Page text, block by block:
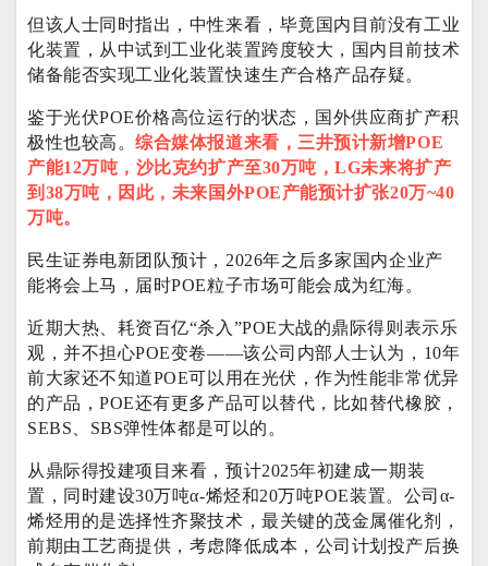
但该人士同时指出，中性来看，毕竟国内目前没有工业
化装置，从中试到工业化装置跨度较大，国内目前技术
储备能否实现工业化装置快速生产合格产品存疑。
鉴于光伏POE价格高位运行的状态，国外供应商扩产积
极性也较高。综合媒体报道来看，三井预计新增POE
产能12万吨，沙比克约扩产至30万吨，LG未来将扩产
到38万吨，因此，未来国外POE产能预计扩张20万~40
万吨。
民生证券电新团队预计，2026年之后多家国内企业产
能将会上马，届时POE粒子市场可能会成为红海。
近期大热、耗资百亿“杀入”POE大战的鼎际得则表示乐
观，并不担心POE变卷——该公司内部人士认为，10年
前大家还不知道POE可以用在光伏，作为性能非常优异
的产品，POE还有更多产品可以替代，比如替代橡胶，
SEBS、SBS弹性体都是可以的。
从鼎际得投建项目来看，预计2025年初建成一期装
置，同时建设30万吨α-烯烃和20万吨POE装置。公司α-
烯烃用的是选择性齐聚技术，最关键的茂金属催化剂，
前期由工艺商提供，考虑降低成本，公司计划投产后换